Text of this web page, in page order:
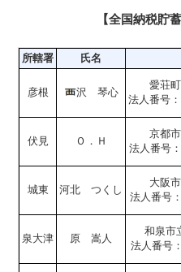
【全国納税貯
所轄署
氏名
彦根 沢 琴心
愛荘
法人番号
伏見 Ｏ．Ｈ
京都
法人番号
城東 河北 つくし
大阪
法人番号
泉大津 原 嵩人
和泉市
法人番号